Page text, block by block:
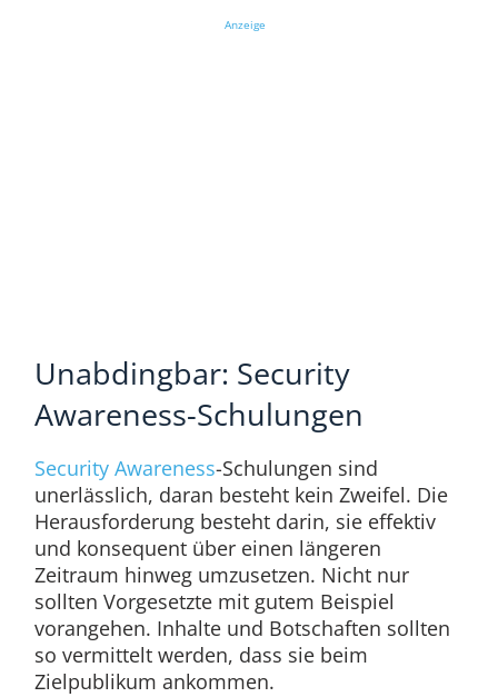
Anzeige
Unabdingbar: Security
Awareness-Schulungen
Security Awareness-Schulungen sind
unerlässlich, daran besteht kein Zweifel. Die
Herausforderung besteht darin, sie effektiv
und konsequent über einen längeren
Zeitraum hinweg umzusetzen. Nicht nur
sollten Vorgesetzte mit gutem Beispiel
vorangehen. Inhalte und Botschaften sollten
so vermittelt werden, dass sie beim
Zielpublikum ankommen.